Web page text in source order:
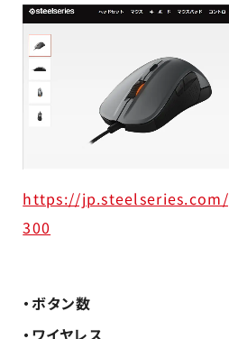
https://
300
・ボタン数
・ワイヤレス